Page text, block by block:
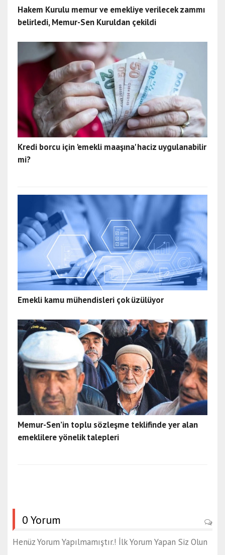
Hakem Kurulu memur ve emekliye verilecek zammı
belirledi, Memur-Sen Kuruldan çekildi
Kredi borcu için 'emekli maaşına' haciz uygulanabilir
mi?
Emekli kamu mühendisleri çok üzülüyor
Memur-Sen’in toplu sözleşme teklifinde yer alan
emeklilere yönelik talepleri
0 Yorum
Henüz Yorum Yapılmamıştır.! İlk Yorum Yapan Siz Olun